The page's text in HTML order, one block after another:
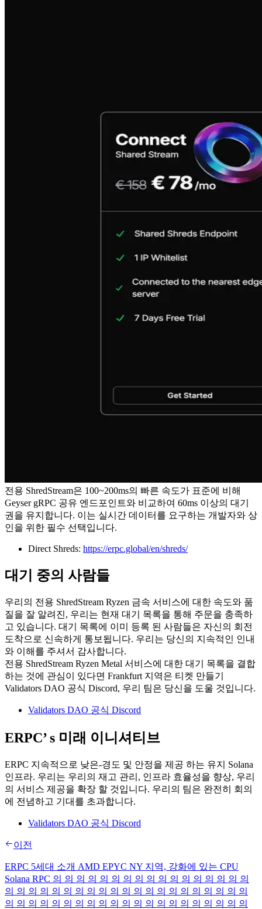
전용 ShredStream은 100~200ms의 빠른 속도가 표준에 비해
Geyser gRPC 공유 엔드포인트와 비교하여 60ms 이상의 대기
권을 유지합니다. 이는 실시간 데이터를 요구하는 개발자와 상
인을 위한 필수 선택입니다.
Direct Shreds: https://erpc.global/en/shreds/
대기 중의 사람들
우리의 전용 ShredStream Ryzen 금속 서비스에 대한 속도와 품
질을 잘 알려진, 우리는 현재 대기 목록을 통해 주문을 충족하
고 있습니다. 대기 목록에 이미 등록 된 사람들은 자신의 회전
도착으로 신속하게 통보됩니다. 우리는 당신의 지속적인 인내
와 이해를 주셔서 감사합니다.
전용 ShredStream Ryzen Metal 서비스에 대한 대기 목록을 결합
하는 것에 관심이 있다면 Frankfurt 지역은 티켓 만들기
Validators DAO 공식 Discord, 우리 팀은 당신을 도울 것입니다.
Validators DAO 공식 Discord
ERPC’ s 미래 이니셔티브
ERPC 지속적으로 낮은-경도 및 안정을 제공 하는 유지 Solana
인프라. 우리는 우리의 재고 관리, 인프라 효율성을 향상, 우리
의 서비스 제공을 확장 할 것입니다. 우리의 팀은 완전히 회의
에 전념하고 기대를 초과합니다.
Validators DAO 공식 Discord
이전
ERPC 5세대 소개 AMD EPYC NY 지역, 강화에 있는 CPU
Solana RPC 의 의 의 의 의 의 의 의 의 의 의 의 의 의 의 의 의
의 의 의 의 의 의 의 의 의 의 의 의 의 의 의 의 의 의 의 의 의
의 의 의 의 의 의 의 의 의 의 의 의 의 의 의 의 의 의 의 의 의